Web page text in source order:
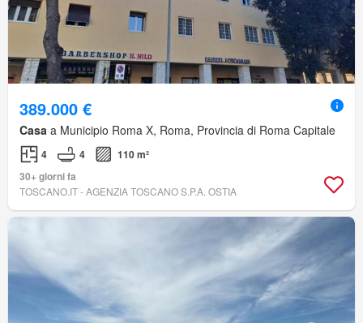
389.000 €
Casa a Municipio Roma X, Roma, Provincia di Roma Capitale
4 4
110 m²
30+ giorni fa
TOSCANO.IT - AGENZIA TOSCANO S.P.A. OSTIA